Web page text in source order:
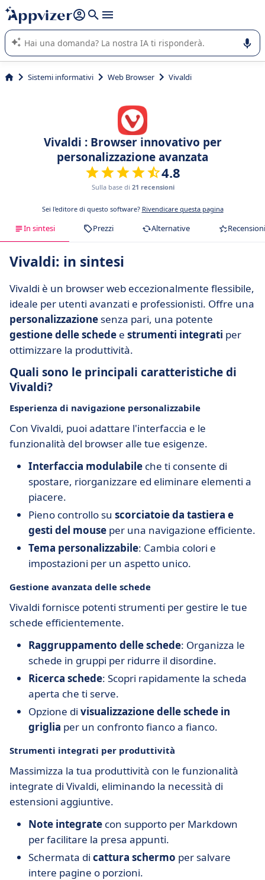
righe con
shift + enter
L'IA di Appvizer vi guida nell'utilizzo o nella scelta di un
software SaaS per la vostra azienda.
Sistemi informativi Web Browser Vivaldi
Vivaldi : Browser innovativo per
personalizzazione avanzata
4.8
Sulla base di 21 recensioni
Sei l'editore di questo software? Rivendicare questa pagina
In sintesi Prezzi Alternative Recensioni
Vivaldi: in sintesi
Vivaldi è un browser web eccezionalmente flessibile,
ideale per utenti avanzati e professionisti. Offre una
personalizzazione senza pari, una potente
gestione delle schede e strumenti integrati per
ottimizzare la produttività.
Quali sono le principali caratteristiche di
Vivaldi?
Esperienza di navigazione personalizzabile
Con Vivaldi, puoi adattare l'interfaccia e le
funzionalità del browser alle tue esigenze.
Interfaccia modulabile che ti consente di
spostare, riorganizzare ed eliminare elementi a
piacere.
Pieno controllo su scorciatoie da tastiera e
gesti del mouse per una navigazione efficiente.
Tema personalizzabile: Cambia colori e
impostazioni per un aspetto unico.
Gestione avanzata delle schede
Vivaldi fornisce potenti strumenti per gestire le tue
schede efficientemente.
Raggruppamento delle schede: Organizza le
schede in gruppi per ridurre il disordine.
Ricerca schede: Scopri rapidamente la scheda
aperta che ti serve.
Opzione di visualizzazione delle schede in
griglia per un confronto fianco a fianco.
Strumenti integrati per produttività
Massimizza la tua produttività con le funzionalità
integrate di Vivaldi, eliminando la necessità di
estensioni aggiuntive.
Note integrate con supporto per Markdown
per facilitare la presa appunti.
Schermata di cattura schermo per salvare
intere pagine o porzioni.